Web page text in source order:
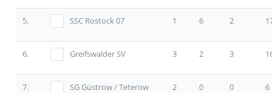
5. SSC Rostock 07 1 6 2
6. Greifswalder SV 3 2 3
7. SG Güstrow / Teterow 2 0 0 6